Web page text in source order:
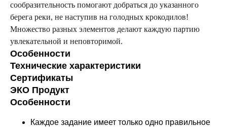
сообразительность помогают добраться до указанного
берега реки, не наступив на голодных крокодилов!
Множество разных элементов делают каждую партию
увлекательной и неповторимой.
Особенности
Технические характеристики
Сертификаты
ЭКО Продукт
Особенности
Каждое задание имеет только одно правильное